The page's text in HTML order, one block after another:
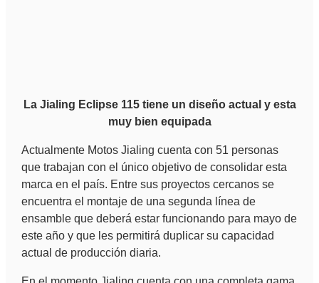
La Jialing Eclipse 115 tiene un diseño actual y esta
muy bien equipada
Actualmente Motos Jialing cuenta con 51 personas
que trabajan con el único objetivo de consolidar esta
marca en el país. Entre sus proyectos cercanos se
encuentra el montaje de una segunda línea de
ensamble que deberá estar funcionando para mayo de
este año y que les permitirá duplicar su capacidad
actual de producción diaria.